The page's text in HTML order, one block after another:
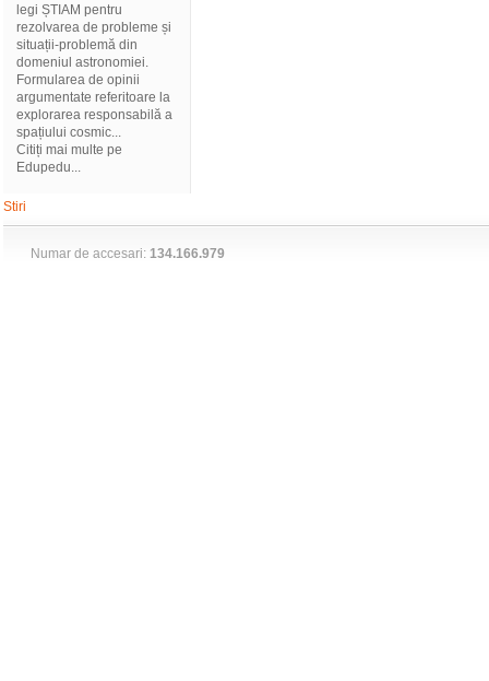
legi ȘTIAM pentru
rezolvarea de probleme și
situații-problemă din
domeniul astronomiei.
Formularea de opinii
argumentate referitoare la
explorarea responsabilă a
spațiului cosmic...
Citiți mai multe pe
Edupedu...
Stiri
Numar de accesari: 134.166.979